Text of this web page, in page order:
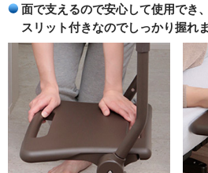
面で支えるので安心して使用でき、
スリット付きなのでしっかり握れま